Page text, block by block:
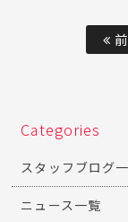
Categories
スタッフブログ
ニュース一覧